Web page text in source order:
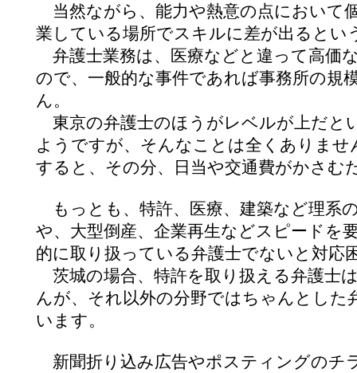
当然ながら、能力や熱意の点において
業している場所でスキルに差が出るとい
弁護士業務は、医療などと違って高価
ので、一般的な事件であれば事務所の規
ん。
東京の弁護士のほうがレベルが上だと
ようですが、そんなことは全くありませ
すると、その分、日当や交通費がかさむ
もっとも、特許、医療、建築など理系
や、大型倒産、企業再生などスピードを
的に取り扱っている弁護士でないと対応
茨城の場合、特許を取り扱える弁護士
んが、それ以外の分野ではちゃんとした
います。
新聞折り込み広告やポスティングのチ